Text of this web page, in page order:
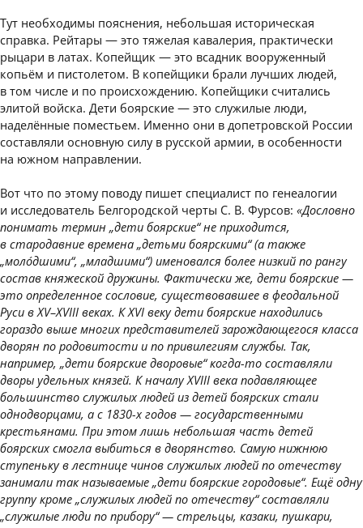
Тут необходимы пояснения, небольшая историческая
справка. Рейтары — это тяжелая кавалерия, практически
рыцари в латах. Копейщик — это всадник вооруженный
копьём и пистолетом. В копейщики брали лучших людей,
в том числе и по происхождению. Копейщики считались
элитой войска. Дети боярские — это служилые люди,
наделённые поместьем. Именно они в допетровской России
составляли основную силу в русской армии, в особенности
на южном направлении.
Вот что по этому поводу пишет специалист по генеалогии
и исследователь Белгородской черты С. В. Фурсов: «Дословно
понимать термин „дети боярские“ не приходится,
в стародавние времена „детьми боярскими“ (а также
„моло́дшими“, „младшими“) именовался более низкий по рангу
состав княжеской дружины. Фактически же, дети боярские —
это определенное сословие, существовавшее в феодальной
Руси в XV–XVIII веках. К XVI веку дети боярские находились
гораздо выше многих представителей зарождающегося класса
дворян по родовитости и по привилегиям службы. Так,
например, „дети боярские дворовые“ когда-то составляли
дворы удельных князей. К началу XVIII века подавляющее
большинство служилых людей из детей боярских стали
однодворцами, а с 1830-х годов — государственными
крестьянами. При этом лишь небольшая часть детей
боярских смогла выбиться в дворянство. Самую нижнюю
ступеньку в лестнице чинов служилых людей по отечеству
занимали так называемые „дети боярские городовые“. Ещё одну
группу кроме „служилых людей по отечеству“ составляли
„служилые люди по прибору“ — стрельцы, казаки, пушкари,